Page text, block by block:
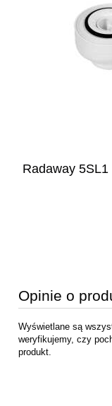
Radaway
Opinie o
Wyświetlane są
weryfikujemy, czy
produkt.